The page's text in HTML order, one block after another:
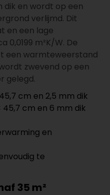
dik en wordt op een
verlijmd. Dit
en een lage
m²K/W. De
een warmteweerstand
zwevend op een
gelegd.
cm en 2,5 mm dik
45,7 cm en 6 mm dik
en
te
35 m²